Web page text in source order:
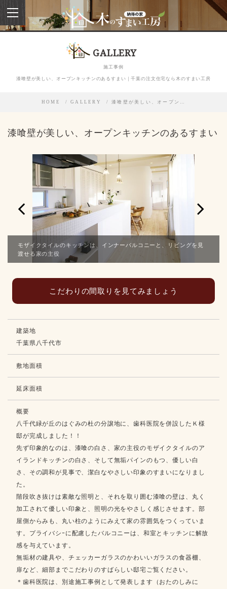
toggle
navigation
GALLERY
施工事例
漆喰壁が美しい、オープンキッチンのあるすまい｜千葉の注文住宅なら木のすまい工房
HOME GALLERY 漆喰壁が美しい、オープン…
漆喰壁が美しい、オープンキッチンのあるすまい
モザイクタイルのキッチンは、インナーバルコニーと、リビングを見
渡せる家の主役
Previous
こだわりの間取りを見てみましょう
建築地
千葉県八千代市
敷地面積
延床面積
概要
八千代緑が丘のはぐみの杜の分譲地に、歯科医院を併設したＫ様
邸が完成しました！！
先ず印象的なのは、漆喰の白さ、家の主役のモザイクタイルのア
イランドキッチンの白さ、そして無垢パインのもつ、優しい白
さ、その調和が見事で、潔白なやさしい印象のすまいになりまし
た。
階段吹き抜けは素敵な照明と、それを取り囲む漆喰の壁は、丸く
加工されて優しい印象と、照明の光をやさしく感じさせます。部
屋側からみも、丸い柱のようにみえて家の雰囲気をつくっていま
す。プライバシｰに配慮したバルコニーは、和室とキッチンに解放
感を与えています。
無垢材の建具や、チェッカーガラスのかわいいガラスの食器棚、
扉など、細部までこだわりのすばらしい邸宅ご覧ください。
＊歯科医院は、別途施工事例として発表します（おたのしみに